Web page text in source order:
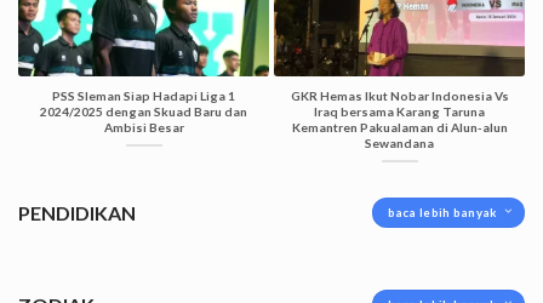
PSS Sleman Siap Hadapi Liga 1
2024/2025 dengan Skuad Baru dan
Ambisi Besar
GKR Hemas Ikut Nobar Indonesia Vs
Iraq bersama Karang Taruna
Kemantren Pakualaman di Alun-alun
Sewandana
PENDIDIKAN baca lebih banyak